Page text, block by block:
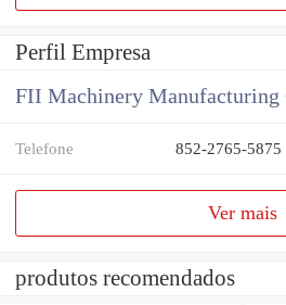
Perfil Empresa
FII Machinery Manufacturing
Telefone 852-2765-5875
Ver mais
produtos recomendados